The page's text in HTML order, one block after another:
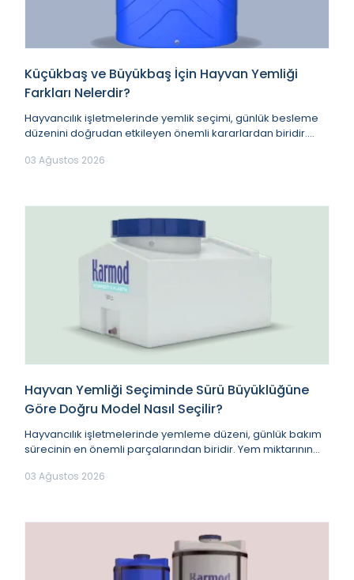
Küçükbaş ve Büyükbaş İçin Hayvan Yemliği
Farkları Nelerdir?
Hayvancılık işletmelerinde yemlik seçimi, günlük besleme
düzenini doğrudan etkileyen önemli kararlardan biridir.
03 Ağustos 2026
Hayvan Yemliği Seçiminde Sürü Büyüklüğüne
Göre Doğru Model Nasıl Seçilir?
Hayvancılık işletmelerinde yemleme düzeni, günlük bakım
sürecinin en önemli parçalarından biridir. Yem miktarının
03 Ağustos 2026